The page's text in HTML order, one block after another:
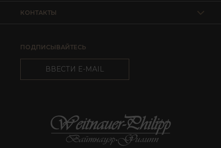
КОНТАКТЫ
ПОДПИСЫВАЙТЕСЬ
ВВЕСТИ E-MAIL